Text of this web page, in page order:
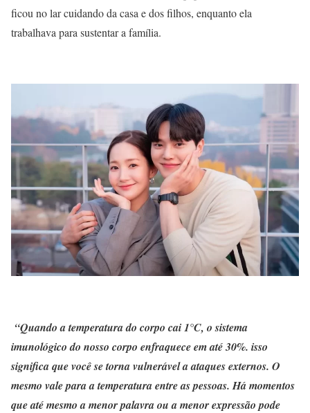
ficou no lar cuidando da casa e dos filhos, enquanto ela
trabalhava para sustentar a família.
“Quando a temperatura do corpo cai 1°C, o sistema
imunológico do nosso corpo enfraquece em até 30%. isso
significa que você se torna vulnerável a ataques externos. O
mesmo vale para a temperatura entre as pessoas. Há momentos
que até mesmo a menor palavra ou a menor expressão pode